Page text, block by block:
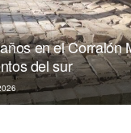
en el Corralón
del sur